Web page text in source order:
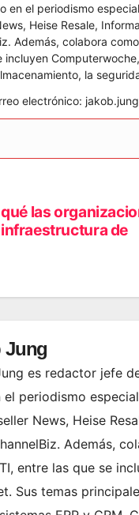
en el periodismo
Heise Resale,
Además, colabora
incluyen
la
electrónico:
las
de
Jung
es redactor jefe
el periodismo
News, Heise
Además,
entre las que se
Sus temas